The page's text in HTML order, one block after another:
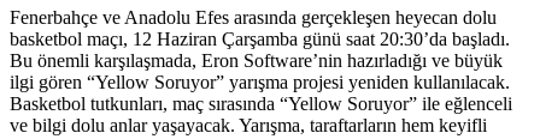
Fenerbahçe ve Anadolu Efes arasında gerçekleşen heyecan dolu
basketbol maçı, 12 Haziran Çarşamba günü saat 20:30’da başladı.
Bu önemli karşılaşmada, Eron Software’nin hazırladığı ve büyük
ilgi gören “Yellow Soruyor” yarışma projesi yeniden kullanılacak.
Basketbol tutkunları, maç sırasında “Yellow Soruyor” ile eğlenceli
ve bilgi dolu anlar yaşayacak. Yarışma, taraftarların hem keyifli